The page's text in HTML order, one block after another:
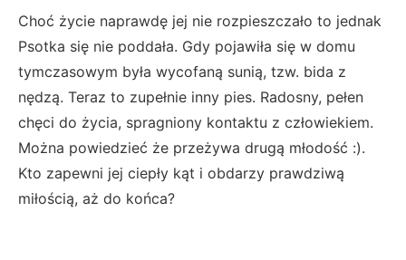
Choć życie naprawdę jej nie rozpieszczało to jednak
Psotka się nie poddała. Gdy pojawiła się w domu
tymczasowym była wycofaną sunią, tzw. bida z
nędzą. Teraz to zupełnie inny pies. Radosny, pełen
chęci do życia, spragniony kontaktu z człowiekiem.
Można powiedzieć że przeżywa drugą młodość :).
Kto zapewni jej ciepły kąt i obdarzy prawdziwą
miłością, aż do końca?